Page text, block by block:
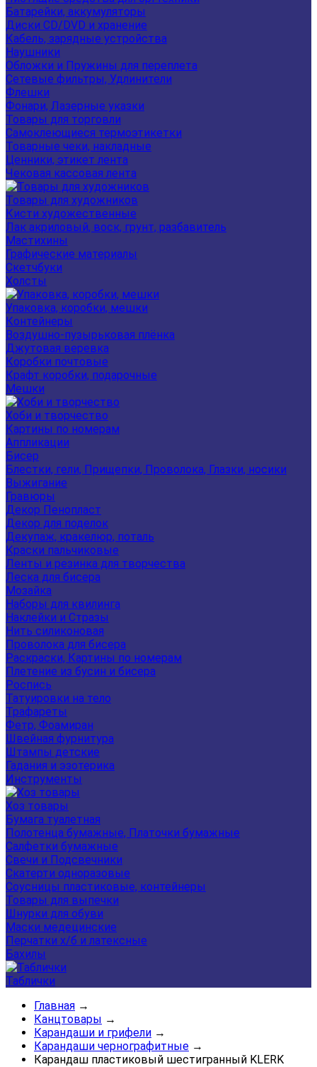
Батарейки, аккумуляторы
Диски CD/DVD и хранение
Кабель, зарядные устройства
Наушники
Обложки и Пружины для переплета
Сетевые фильтры, Удлинители
Флешки
Фонари, Лазерные указки
Товары для торговли
Самоклеющиеся термоэтикетки
Товарные чеки, накладные
Ценники, этикет лента
Чековая кассовая лента
Товары для художников
Кисти художественные
Лак акриловый, воск, грунт, разбавитель
Мастихины
Графические материалы
Скетчбуки
Холсты
Упаковка, коробки, мешки
Контейнеры
Воздушно-пузырьковая плёнка
Джутовая веревка
Коробки почтовые
Крафт коробки, подарочные
Мешки
Хоби и творчество
Картины по номерам
Аппликации
Бисер
Блестки, гели, Прищепки, Проволока, Глазки, носики
Выжигание
Гравюры
Декор Пенопласт
Декор для поделок
Декупаж, кракелюр, поталь
Краски пальчиковые
Ленты и резинка для творчества
Леска для бисера
Мозайка
Наборы для квилинга
Наклейки и Стразы
Нить силиконовая
Проволока для бисера
Раскраски, Картины по номерам
Плетение из бусин и бисера
Роспись
Татуировки на тело
Трафареты
Фетр, Фоамиран
Швейная фурнитура
Штампы детские
Гадания и эзотерика
Инструменты
Хоз товары
Бумага туалетная
Полотенца бумажные, Платочки бумажные
Салфетки бумажные
Свечи и Подсвечники
Скатерти одноразовые
Соусницы пластиковые, контейнеры
Товары для выпечки
Шнурки для обуви
Маски медецинские
Перчатки х/б и латексные
Бахилы
Таблички
Главная →
Канцтовары →
Карандаши и грифели →
Карандаши чернографитные →
Карандаш пластиковый шестигранный KLERK